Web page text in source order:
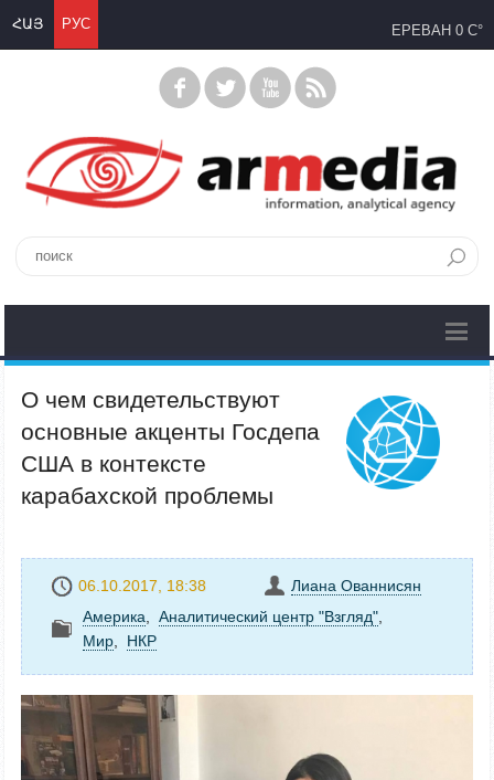
ՀԱՅ РУС ЕРЕВАН 0 C°
О чем свидетельствуют
основные акценты Госдепа
США в контексте
карабахской проблемы
06.10.2017, 18:38
Лиана Ованнисян
Америка
Аналитический центр "Взгляд"
Mир
НКР